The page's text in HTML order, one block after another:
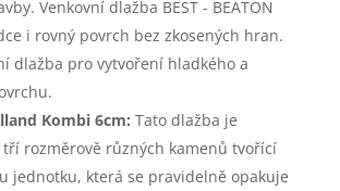
Venkovní dlažba BEST - BEATON
i rovný povrch bez zkosených hran.
dlažba pro vytvoření hladkého a
Kombi 6cm: Tato dlažba je
rozměrově různých kamenů tvořící
jednotku, která se pravidelně opakuje